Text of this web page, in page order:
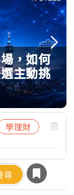
，如何
主動挑
學理財
尋